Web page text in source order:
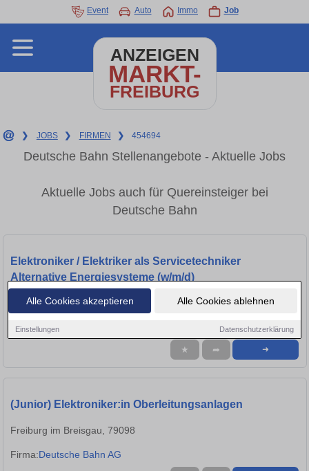
Alle Cookies akzeptieren Alle Cookies ablehnen
Einstellungen Datenschutzerklärung
Event Auto Immo Job
ANZEIGEN
MARKT-
FREIBURG
❯ JOBS ❯ FIRMEN ❯ 454694
Deutsche Bahn Stellenangebote - Aktuelle Jobs
Aktuelle Jobs auch für Quereinsteiger bei
Deutsche Bahn
Elektroniker / Elektriker als Servicetechniker
Alternative Energiesysteme (w/m/d)
Freiburg im Breisgau, 79098
Firma:Deutsche Bahn AG
★ ➦ ➜
(Junior) Elektroniker:in Oberleitungsanlagen
Freiburg im Breisgau, 79098
Firma:Deutsche Bahn AG